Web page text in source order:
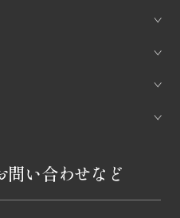
問い合わせなど